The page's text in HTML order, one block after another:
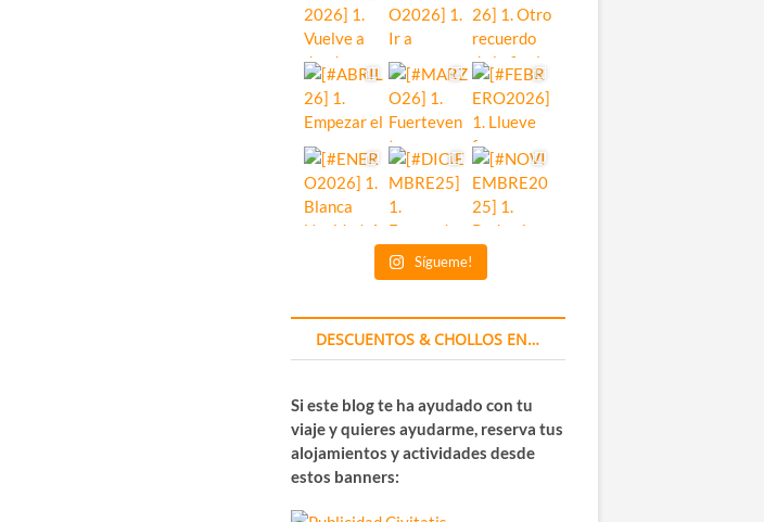
Sígueme!
DESCUENTOS & CHOLLOS EN…
Si este blog te ha ayudado con tu
viaje y quieres ayudarme, reserva tus
alojamientos y actividades desde
estos banners: